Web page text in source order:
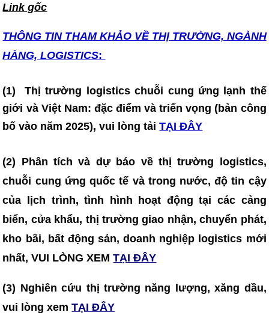
Link gốc
THÔNG TIN THAM KHẢO VỀ THỊ TRƯỜNG, NGÀNH
HÀNG, LOGISTICS:
(1)Thị trường logistics chuỗi cung ứng lạnh thế
giới và Việt Nam: đặc điểm và triển vọng (bản công
bố vào năm 2025), vui lòng tảiTẠI ĐÂY
(2) Phân tích và dự báo về thị trường logistics,
chuỗi cung ứng quốc tế và trong nước, độ tin cậy
của lịch trình, tình hình hoạt động tại các cảng
biển, cửa khẩu, thị trường giao nhận, chuyển phát,
kho bãi, bất động sản, doanh nghiệp logistics mới
nhất, VUI LÒNG XEM TẠI ĐÂY
(3) Nghiên cứu thị trường năng lượng, xăng dầu,
vui lòng xemTẠI ĐÂY